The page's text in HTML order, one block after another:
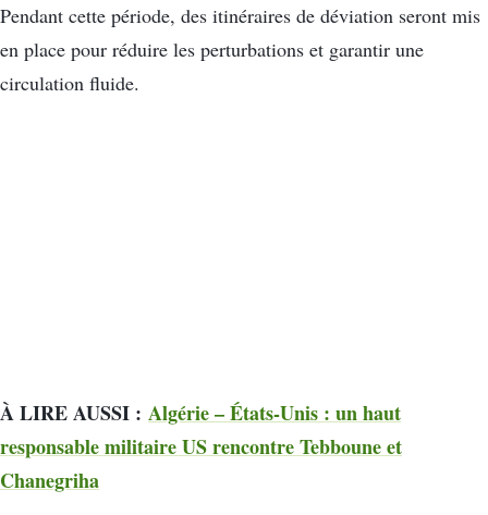
Pendant cette période, des itinéraires de déviation seront mis
en place pour réduire les perturbations et garantir une
circulation fluide.
À LIRE AUSSI : Algérie – États-Unis : un haut
responsable militaire US rencontre Tebboune et
Chanegriha